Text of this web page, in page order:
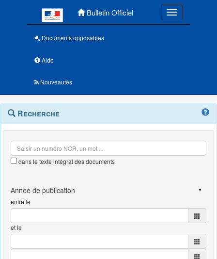
Bulletin Officiel Toggle
Documents opposables
Aide
Nouveautés
Navigation
outils
Menu
contextuel
Recherche
dans le texte intégral des documents
entre le
et le